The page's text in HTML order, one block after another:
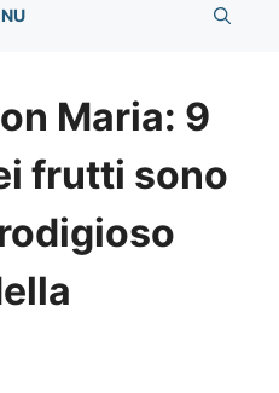
Maria: 9
frutti sono